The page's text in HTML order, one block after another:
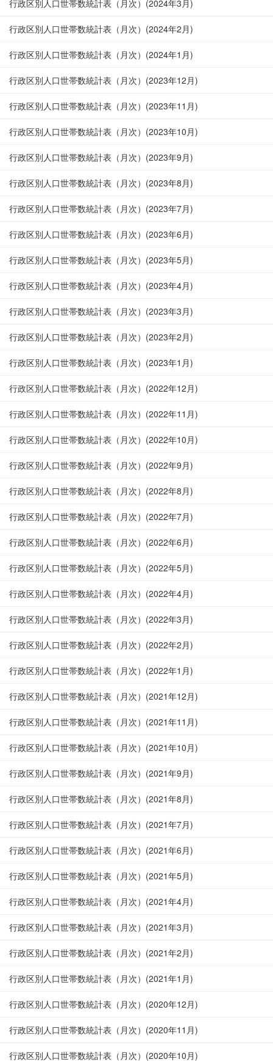
行政区別人口世帯数統計表（月次）(2024年3月)
行政区別人口世帯数統計表（月次）(2024年2月)
行政区別人口世帯数統計表（月次）(2024年1月)
行政区別人口世帯数統計表（月次）(2023年12月)
行政区別人口世帯数統計表（月次）(2023年11月)
行政区別人口世帯数統計表（月次）(2023年10月)
行政区別人口世帯数統計表（月次）(2023年9月)
行政区別人口世帯数統計表（月次）(2023年8月)
行政区別人口世帯数統計表（月次）(2023年7月)
行政区別人口世帯数統計表（月次）(2023年6月)
行政区別人口世帯数統計表（月次）(2023年5月)
行政区別人口世帯数統計表（月次）(2023年4月)
行政区別人口世帯数統計表（月次）(2023年3月)
行政区別人口世帯数統計表（月次）(2023年2月)
行政区別人口世帯数統計表（月次）(2023年1月)
行政区別人口世帯数統計表（月次）(2022年12月)
行政区別人口世帯数統計表（月次）(2022年11月)
行政区別人口世帯数統計表（月次）(2022年10月)
行政区別人口世帯数統計表（月次）(2022年9月)
行政区別人口世帯数統計表（月次）(2022年8月)
行政区別人口世帯数統計表（月次）(2022年7月)
行政区別人口世帯数統計表（月次）(2022年6月)
行政区別人口世帯数統計表（月次）(2022年5月)
行政区別人口世帯数統計表（月次）(2022年4月)
行政区別人口世帯数統計表（月次）(2022年3月)
行政区別人口世帯数統計表（月次）(2022年2月)
行政区別人口世帯数統計表（月次）(2022年1月)
行政区別人口世帯数統計表（月次）(2021年12月)
行政区別人口世帯数統計表（月次）(2021年11月)
行政区別人口世帯数統計表（月次）(2021年10月)
行政区別人口世帯数統計表（月次）(2021年9月)
行政区別人口世帯数統計表（月次）(2021年8月)
行政区別人口世帯数統計表（月次）(2021年7月)
行政区別人口世帯数統計表（月次）(2021年6月)
行政区別人口世帯数統計表（月次）(2021年5月)
行政区別人口世帯数統計表（月次）(2021年4月)
行政区別人口世帯数統計表（月次）(2021年3月)
行政区別人口世帯数統計表（月次）(2021年2月)
行政区別人口世帯数統計表（月次）(2021年1月)
行政区別人口世帯数統計表（月次）(2020年12月)
行政区別人口世帯数統計表（月次）(2020年11月)
行政区別人口世帯数統計表（月次）(2020年10月)